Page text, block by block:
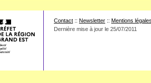
Contact :: Newsletter :: Mentions
Dernière mise à jour le 25/07/2011